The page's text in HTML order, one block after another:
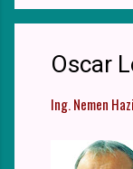
Oscar
Ing. Nemen